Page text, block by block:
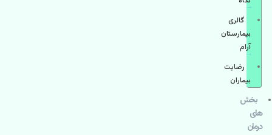
گالری
بیمارستان
آرام
رضایت
بیماران
بخش
های
درمان